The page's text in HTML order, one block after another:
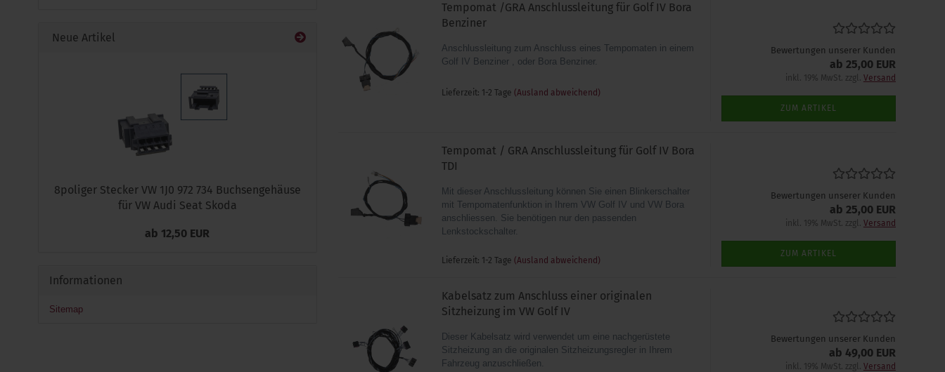
Tempomat /GRA Anschlussleitung für Golf IV Bora
Benziner
Anschlussleitung zum Anschluss eines Tempomaten in einem
Golf IV Benziner , oder Bora Benziner.
Lieferzeit: 1-2 Tage (Ausland abweichend)
Bewertungen unserer Kunden
ab 25,00 EUR
inkl. 19% MwSt. zzgl. Versand
ZUM ARTIKEL
Tempomat / GRA Anschlussleitung für Golf IV Bora
TDI
Mit dieser Anschlussleitung können Sie einen Blinkerschalter
mit Tempomatenfunktion in Ihrem VW Golf IV und VW Bora
anschliessen. Sie benötigen nur den passenden
Lenkstockschalter.
Lieferzeit: 1-2 Tage (Ausland abweichend)
Bewertungen unserer Kunden
ab 25,00 EUR
inkl. 19% MwSt. zzgl. Versand
ZUM ARTIKEL
Kabelsatz zum Anschluss einer originalen
Sitzheizung im VW Golf IV
Dieser Kabelsatz wird verwendet um eine nachgerüstete
Sitzheizung an die originalen Sitzheizungsregler in Ihrem
Fahrzeug anzuschließen.
Bewertungen unserer Kunden
ab 49,00 EUR
inkl. 19% MwSt. zzgl. Versand
Neue Artikel
8poliger Stecker VW 1J0 972 734 Buchsengehäuse
für VW Audi Seat Skoda
ab 12,50 EUR
Informationen
Sitemap